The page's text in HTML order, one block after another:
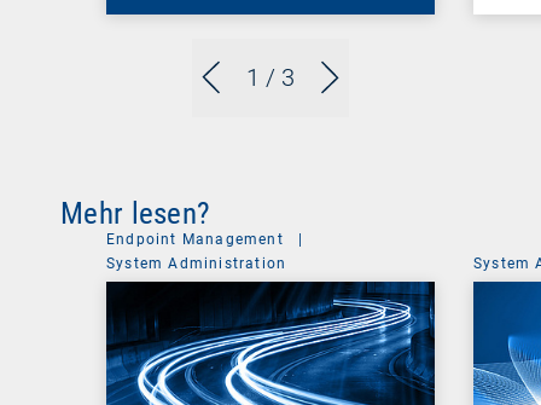
1 / 3
Mehr lesen?
Endpoint Management
System Administration
System